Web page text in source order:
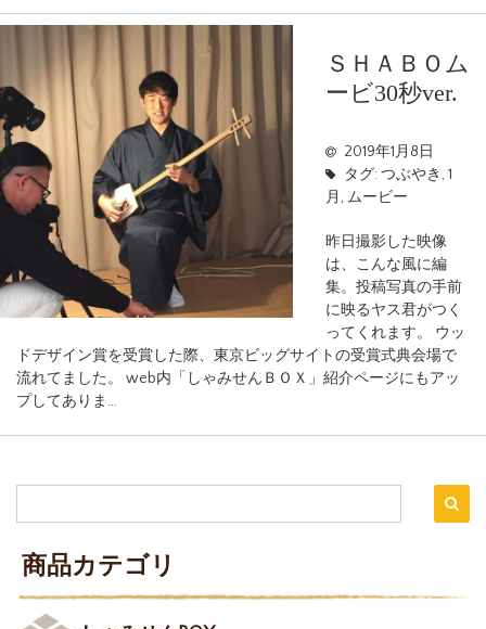
ＳＨＡＢＯム
ービ30秒ver.
2019年1月8日
タグ:つぶやき , 1
月 , ムービー
昨日撮影した映像
は、こんな風に編
集。投稿写真の手前
に映るヤス君がつく
ってくれます。 ウッ
ドデザイン賞を受賞した際、東京ビッグサイトの受賞式典会場で
流れてました。 web内「しゃみせんＢＯＸ」紹介ページにもアッ
プしてありま…
商品カテゴリ